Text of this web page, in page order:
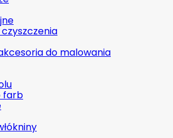
do malowania
farb